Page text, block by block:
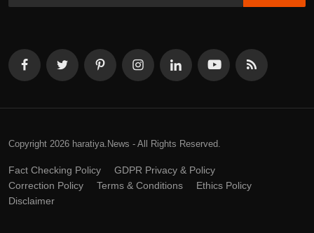
Copyright 2026 haratiya.News - All Rights Reserved.
Fact Checking Policy
GDPR Privacy & Policy
Correction Policy
Terms & Conditions
Ethics Policy
Disclaimer